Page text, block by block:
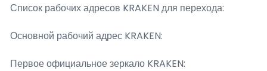
Список рабочих адресов KRAKEN для перехода:
Основной рабочий адрес KRAKEN:
Первое официальное зеркало KRAKEN: